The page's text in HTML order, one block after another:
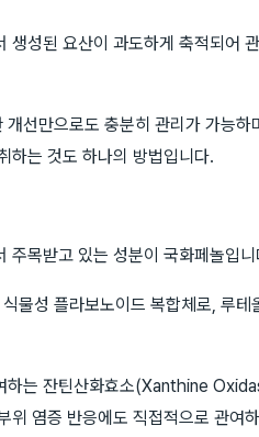
생성된 요산이 과도하게 축적되어
선만으로도 충분히 관리가 가능
하는 것도 하나의 방법입니다.
주목받고 있는 성분이 국화페놀입니
물성 플라보노이드 복합체로, 루
하는 잔틴산화효소(Xanthine
위 염증 반응에도 직접적으로 관여